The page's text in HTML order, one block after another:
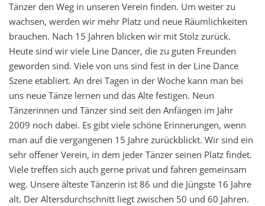
Tänzer den Weg in unseren Verein finden. Um weiter zu
wachsen, werden wir mehr Platz und neue Räumlichkeiten
brauchen. Nach 15 Jahren blicken wir mit Stolz zurück.
Heute sind wir viele Line Dancer, die zu guten Freunden
geworden sind. Viele von uns sind fest in der Line Dance
Szene etabliert. An drei Tagen in der Woche kann man bei
uns neue Tänze lernen und das Alte festigen. Neun
Tänzerinnen und Tänzer sind seit den Anfängen im Jahr
2009 noch dabei. Es gibt viele schöne Erinnerungen, wenn
man auf die vergangenen 15 Jahre zurückblickt. Wir sind ein
sehr offener Verein, in dem jeder Tänzer seinen Platz findet.
Viele treffen sich auch gerne privat und fahren gemeinsam
weg. Unsere älteste Tänzerin ist 86 und die Jüngste 16 Jahre
alt. Der Altersdurchschnitt liegt zwischen 50 und 60 Jahren.